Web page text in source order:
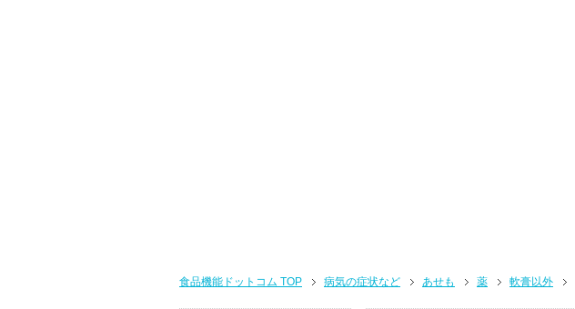
食品機能ドットコム TOP 病気の症状など あせも 薬 軟膏以外